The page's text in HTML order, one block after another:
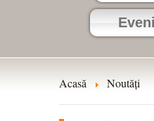
Acasă Noutăți